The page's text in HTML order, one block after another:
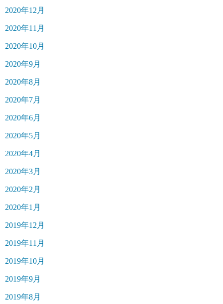
2020年12月
2020年11月
2020年10月
2020年9月
2020年8月
2020年7月
2020年6月
2020年5月
2020年4月
2020年3月
2020年2月
2020年1月
2019年12月
2019年11月
2019年10月
2019年9月
2019年8月